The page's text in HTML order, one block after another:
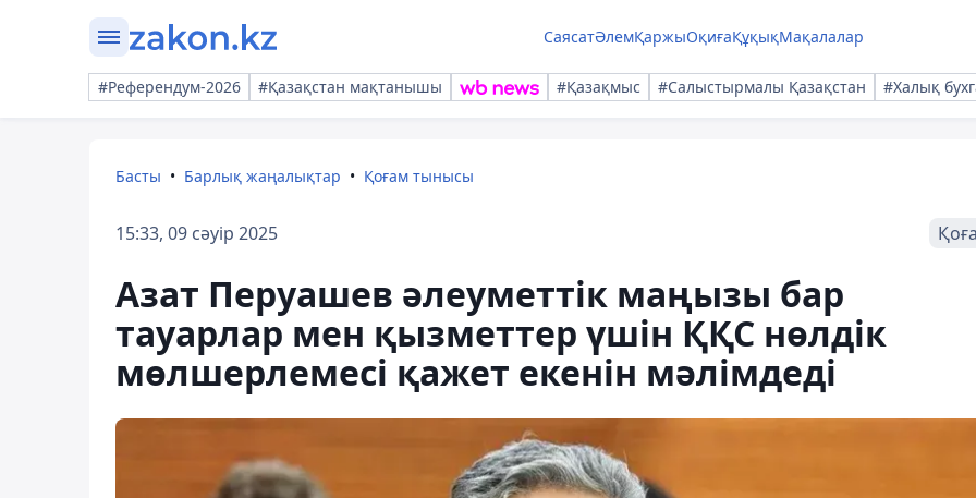
СаясатӘлемҚаржыОқиғаҚұқықМақалалар
#Референдум-2026 #Қазақстан мақтанышы #Қазақмыс #Салыстырмалы Қазақстан #Халық
Басты Барлық жаңалықтар Қоғам тынысы
15:33, 09 сәуір 2025
Азат Перуашев әлеуметтік маңызы бар
тауарлар мен қызметтер үшін ҚҚС нөлдік
мөлшерлемесі қажет екенін мәлімдеді